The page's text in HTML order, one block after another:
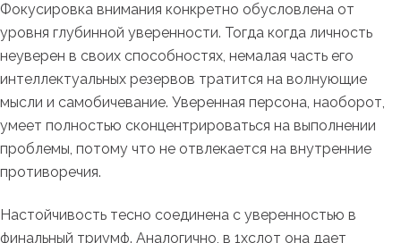
Фокусировка внимания конкретно обусловлена от
уровня глубинной уверенности. Тогда когда личность
неуверен в своих способностях, немалая часть его
интеллектуальных резервов тратится на волнующие
мысли и самобичевание. Уверенная персона, наоборот,
умеет полностью сконцентрироваться на выполнении
проблемы, потому что не отвлекается на внутренние
противоречия.
Настойчивость тесно соединена с уверенностью в
финальный триумф. Аналогично, в 1хслот она дает